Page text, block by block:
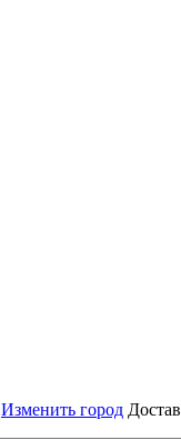
Изменить город